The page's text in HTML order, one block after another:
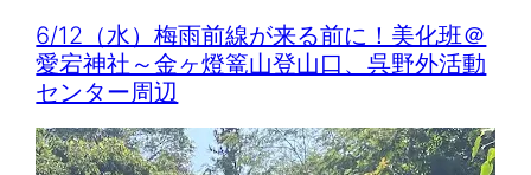
6/12（水）梅雨前線が来る前に！美化班＠
愛宕神社～金ヶ燈篭山登山口、呉野外活動
センター周辺